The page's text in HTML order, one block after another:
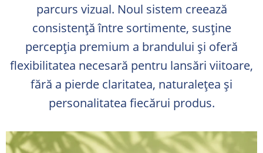
parcurs vizual. Noul sistem creează
consistență între sortimente, susține
percepția premium a brandului și oferă
flexibilitatea necesară pentru lansări viitoare,
fără a pierde claritatea, naturalețea și
personalitatea fiecărui produs.